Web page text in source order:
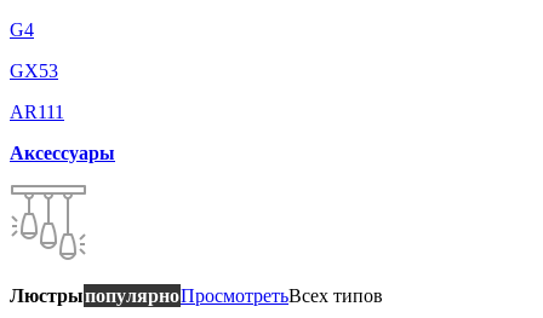
G4
GX53
AR111
Аксессуары
ЛюстрыпопулярноПросмотретьВсех типов